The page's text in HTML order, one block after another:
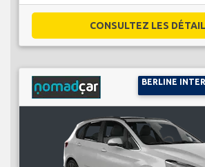
CONSULTEZ LES
BERLINE